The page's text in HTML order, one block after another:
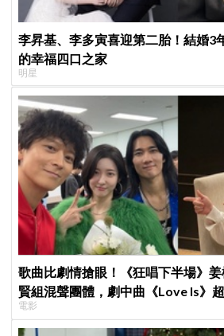
李昇基、李多寅喜迎第二胎！結婚3
的幸福四口之家
明星
歌曲比劇情搶眼！《狂唱下半場》
賢組混聲團體，劇中曲《Love Is》
電影